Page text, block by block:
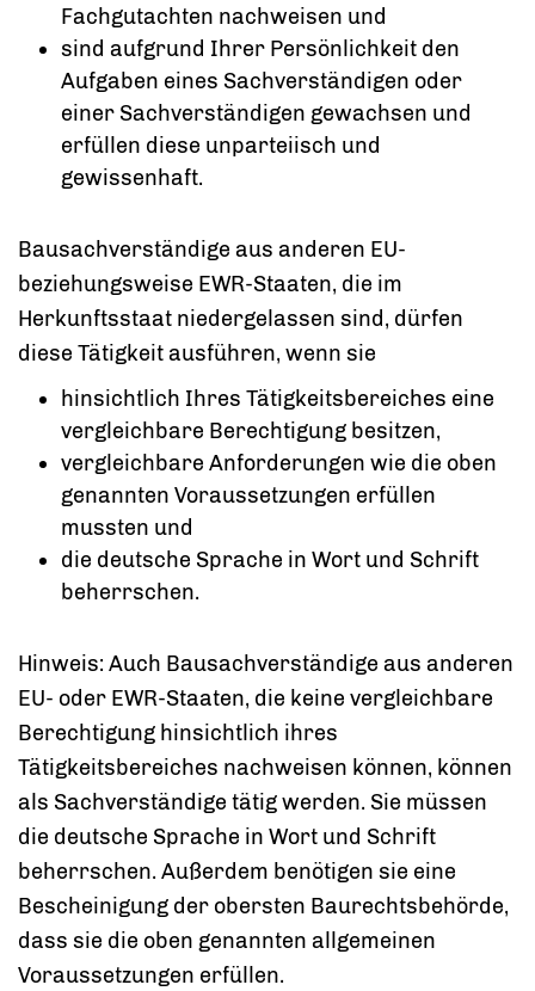
Fachgutachten nachweisen und
sind aufgrund Ihrer Persönlichkeit den
Aufgaben eines Sachverständigen oder
einer Sachverständigen gewachsen und
erfüllen diese unparteiisch und
gewissenhaft.
Bausachverständige aus anderen EU-
beziehungsweise EWR-Staaten, die im
Herkunftsstaat niedergelassen sind, dürfen
diese Tätigkeit ausführen, wenn sie
hinsichtlich Ihres Tätigkeitsbereiches eine
vergleichbare Berechtigung besitzen,
vergleichbare Anforderungen wie die oben
genannten Voraussetzungen erfüllen
mussten und
die deutsche Sprache in Wort und Schrift
beherrschen.
Hinweis: Auch Bausachverständige aus anderen
EU- oder EWR-Staaten, die keine vergleichbare
Berechtigung hinsichtlich ihres
Tätigkeitsbereiches nachweisen können, können
als Sachverständige tätigwerden. Sie müssen
die deutsche Sprache in Wort und Schrift
beherrschen. Außerdem benötigen sie eine
Bescheinigung der obersten Baurechtsbehörde,
dass sie die oben genannten allgemeinen
Voraussetzungen erfüllen.